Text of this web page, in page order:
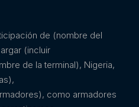
de (nombre del
(incluir
de la terminal), Nigeria,
como armadores